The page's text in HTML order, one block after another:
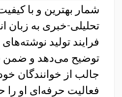
شمار بهترین و با
تحلیلی-خبری به زبان
فرایند تولید
توضیح می‌دهد و ضمن
جالب از خوانندگان
فعالیت حرفه‌ای او را